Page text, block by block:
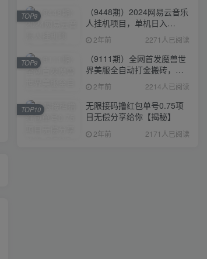
（9448期）2024网易云音乐
人挂机项目，单机日入
150+，无脑月入5000+
2年前 2271人已阅读
TOP8
（9111期）全网首发魔兽世
界美服全自动打金搬砖，日
入1000+，简单好操作，保
姆级教学
2年前 2214人已阅读
TOP9
无限接码撸红包单号0.75项
目无偿分享给你【揭秘】
2年前 2171人已阅读
TOP10